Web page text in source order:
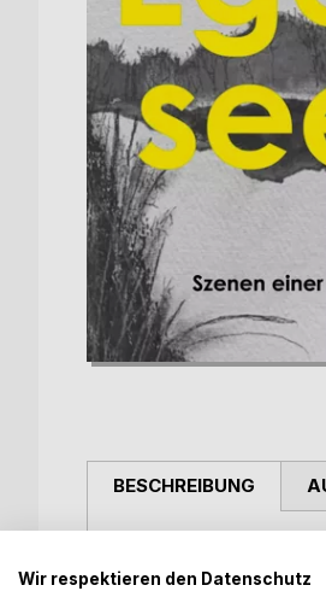
BESCHREIBUNG
Szenen einer Kindheit
Wir respektieren den Datenschutz